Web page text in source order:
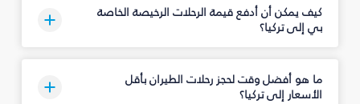
كيف يمكن أن أدفع قيمة الرحلات الرخيصة الخاصة
بي إلى تركيا؟
ما هو أفضل وقت لحجز رحلات الطيران بأقل
الأسعار إلى تركيا؟